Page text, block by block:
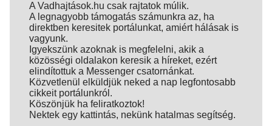
A Vadhajtások.hu csak rajtatok múlik.
A legnagyobb támogatás számunkra az, ha
direktben keresitek portálunkat, amiért hálásak is
vagyunk.
Igyekszünk azoknak is megfelelni, akik a
közösségi oldalakon keresik a híreket, ezért
elindítottuk a Messenger csatornánkat.
Közvetlenül elküldjük neked a nap legfontosabb
cikkeit portálunkról.
Köszönjük ha feliratkoztok!
Nektek egy kattintás, nekünk hatalmas segítség.